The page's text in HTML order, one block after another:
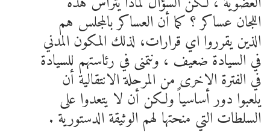
اللجان عساكر ؟ كما أن العساكر بالمجلس هم
الذين يقرروا اي قرارات، لذلك المكون المدني
في السيادة ضعيف ، ونتمنى في رئاستهم للسيادة
في الفترة الاخرى من المرحلة الانتقالية أن
يلعبوا دور أساسياً ولكن أن لا يتعدوا على
السلطات التي منحتها لهم الوثيقة الدستورية .